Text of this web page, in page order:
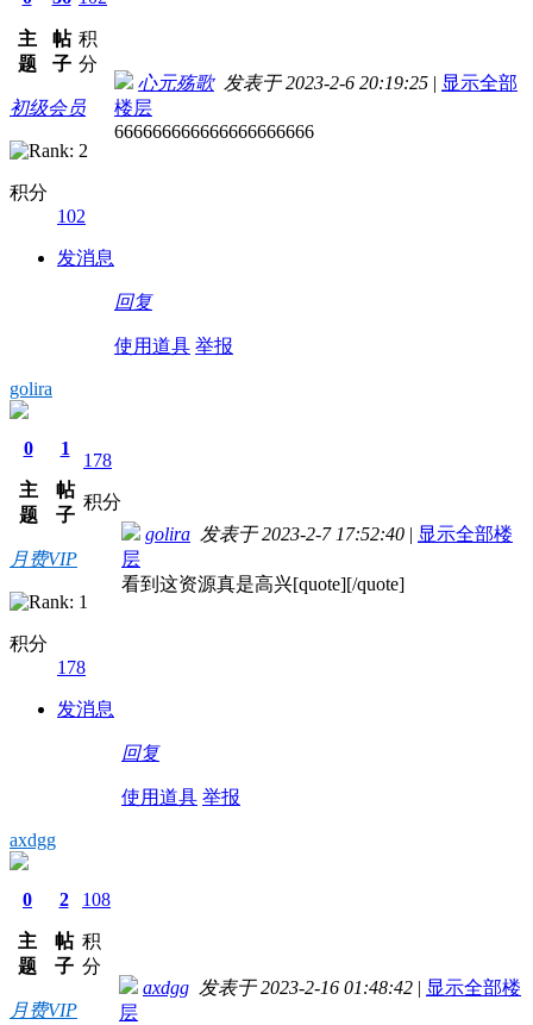
主
题
帖
子
积
分
初级会员
积分
102
发消息
心元殇歌发表于 2023-2-6 20:19:25 | 显示全部
楼层
666666666666666666666
回复
使用道具 举报
golira
0
主
题
1
帖
子
178
积分
月费VIP
积分
178
发消息
golira 发表于 2023-2-7 17:52:40 | 显示全部楼
层
看到这资源真是高兴[quote][/quote]
回复
使用道具 举报
axdgg
0
主
题
2
帖
子
108
积
分
月费VIP
axdgg 发表于 2023-2-16 01:48:42 | 显示全部楼
层